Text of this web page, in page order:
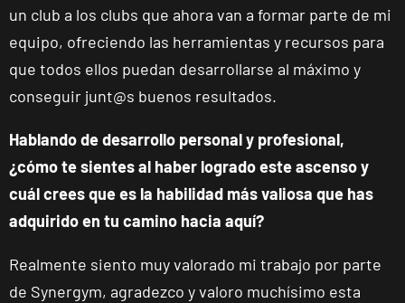
ENCUENTRA
CLUB
Málaga Los
Tilos
un club a los clubs que ahora van a formar parte de mi
equipo, ofreciendo las herramientas y recursos para
que todos ellos puedan desarrollarse al máximo y
conseguir junt@s buenos resultados.
Hablando de desarrollo personal y profesional,
¿cómo te sientes al haber logrado este ascenso y
cuál crees que es la habilidad más valiosa que has
adquirido en tu camino hacia aquí?
Realmente siento muy valorado mi trabajo por parte
de Synergym, agradezco y valoro muchísimo esta